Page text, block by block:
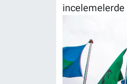
incelemelerde